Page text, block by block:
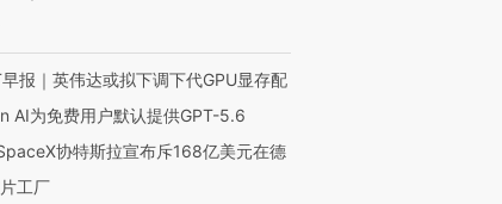
报｜英伟达或拟下调下代GPU显存配
AI为免费用户默认提供GPT-5.6
协特斯拉宣布斥168亿美元在德
工厂